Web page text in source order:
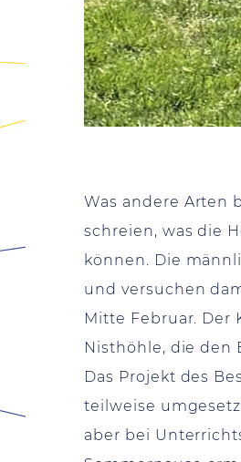
Was andere Arten
schreien, was die
können. Die
und versuchen
Mitte Februar. Der
Nisthöhle, die den
Das Projekt des
teilweise
aber bei